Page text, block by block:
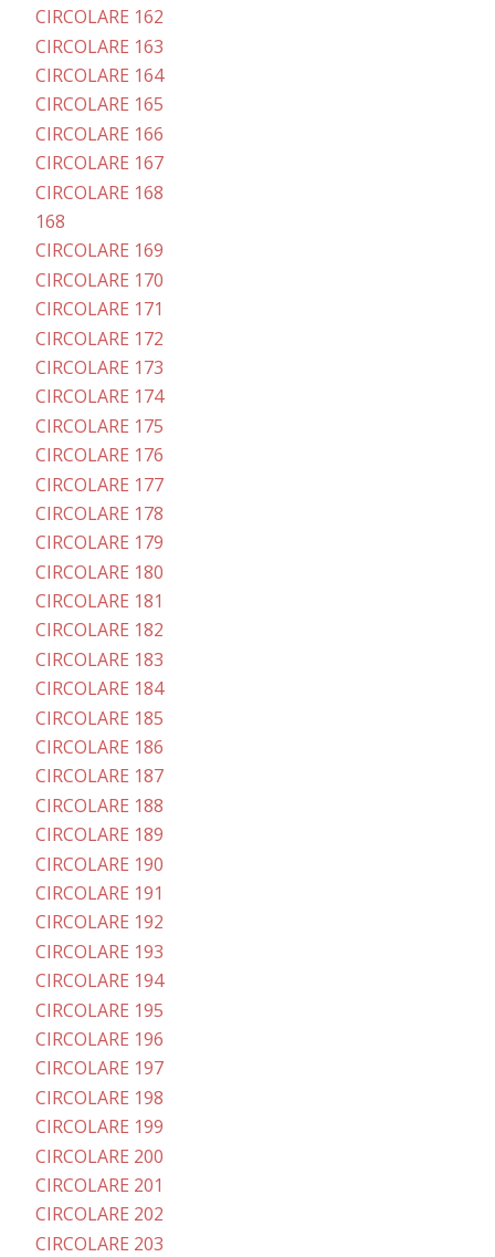
CIRCOLARE 162
CIRCOLARE 163
CIRCOLARE 164
CIRCOLARE 165
CIRCOLARE 166
CIRCOLARE 167
CIRCOLARE 168
168
CIRCOLARE 169
CIRCOLARE 170
CIRCOLARE 171
CIRCOLARE 172
CIRCOLARE 173
CIRCOLARE 174
CIRCOLARE 175
CIRCOLARE 176
CIRCOLARE 177
CIRCOLARE 178
CIRCOLARE 179
CIRCOLARE 180
CIRCOLARE 181
CIRCOLARE 182
CIRCOLARE 183
CIRCOLARE 184
CIRCOLARE 185
CIRCOLARE 186
CIRCOLARE 187
CIRCOLARE 188
CIRCOLARE 189
CIRCOLARE 190
CIRCOLARE 191
CIRCOLARE 192
CIRCOLARE 193
CIRCOLARE 194
CIRCOLARE 195
CIRCOLARE 196
CIRCOLARE 197
CIRCOLARE 198
CIRCOLARE 199
CIRCOLARE 200
CIRCOLARE 201
CIRCOLARE 202
CIRCOLARE 203